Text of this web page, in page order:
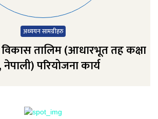
अध्‍ययन सामग्रीहरु
तालिम (आधारभूत तह कक्षा
परियोजना कार्य